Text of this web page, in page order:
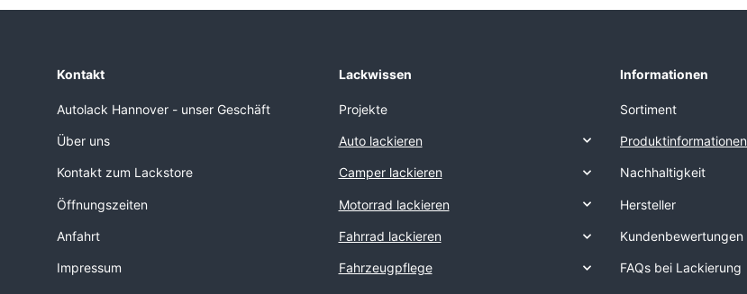
Kontakt
Autolack Hannover - unser Geschäft
Über uns
Kontakt zum Lackstore
Öffnungszeiten
Anfahrt
Impressum
Lackwissen
Projekte
Auto lackieren
Camper lackieren
Motorrad lackieren
Fahrrad lackieren
Fahrzeugpflege
Informationen
Sortiment
Produktinformationen
Nachhaltigkeit
Hersteller
Kundenbewertungen
FAQs bei Lackierung